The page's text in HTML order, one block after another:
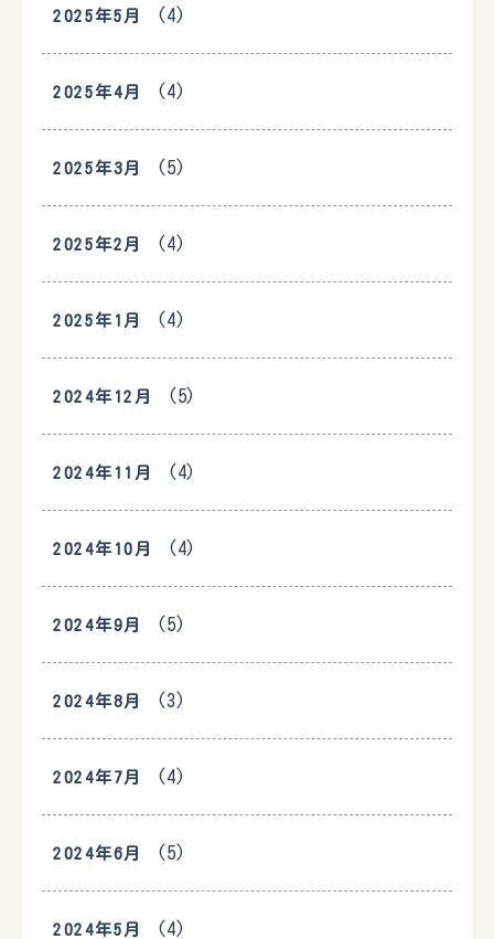
2025年5月 (4)
2025年4月 (4)
2025年3月 (5)
2025年2月 (4)
2025年1月 (4)
2024年12月 (5)
2024年11月 (4)
2024年10月 (4)
2024年9月 (5)
2024年8月 (3)
2024年7月 (4)
2024年6月 (5)
2024年5月 (4)